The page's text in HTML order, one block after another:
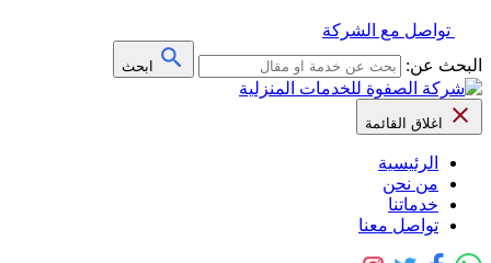
تواصل مع الشركة
البحث عن:
ابحث
اغلاق القائمة
الرئيسية
من نحن
خدماتنا
تواصل معنا